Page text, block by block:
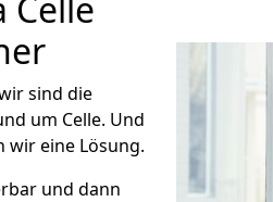
sind die
um Celle. Und
wir eine Lösung.
und dann